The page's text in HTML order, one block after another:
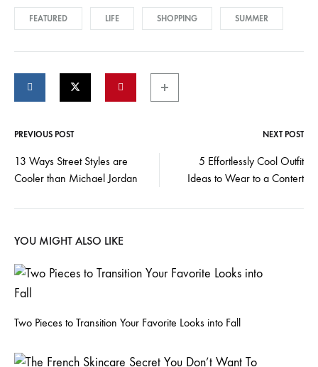
FEATURED LIFE SHOPPING SUMMER
Post
PREVIOUS POST NEXT POST
13 Ways Street Styles are
Cooler than Michael Jordan
5 Effortlessly Cool Outfit
Ideas to Wear to a Contert
YOU MIGHT ALSO LIKE
Two Pieces to Transition Your Favorite Looks into Fall